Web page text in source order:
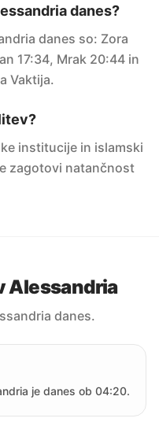
danes?
danes so: Zora
17:34, Mrak 20:44 in
Vaktija.
institucije in islamski
zagotovi natančnost
Alessandria
danes.
je danes ob 04:20.